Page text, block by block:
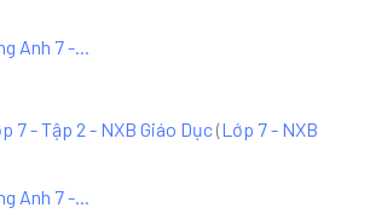
Anh 7 -...
7 - Tập 2 - NXB Giáo Dục(Lớp 7 - NXB
Anh 7 -...